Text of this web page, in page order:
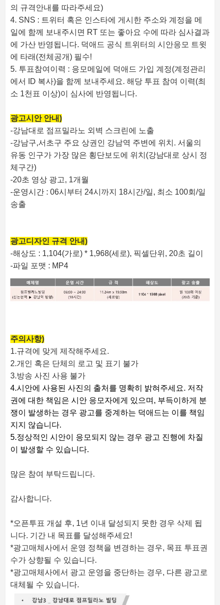
의 규격안내를 따라주세요)
4. SNS : 트위터 혹은 인스타에 게시한 주소와 계정을 메
일에 함께 보내주시면 RT 또는 좋아요 수에 따라 심사결과
에 가산 반영됩니다. 덕애드 공식 트위터의 시안응모 트윗
에 타래(전체공개) 필수!
5. 투표참여이력 : 응모메일에 덕애드 가입 계정(계정관리
에서 ID 복사)을 함께 보내주세요. 해당 투표 참여 이력(최
소 1천표 이상)이 심사에 반영됩니다.
광고시안 안내)
-강남대로 점프밀라노 외벽 스크린에 노출
-강남구,서초구 주요 상권인 강남역 주변에 위치. 서울의
유동 인구가 가장 많은 횡단보도에 위치(강남대로 상시 정
체구간)
-20초 영상 광고, 1개월
-운영시간 : 06시부터 24시까지 18시간/일, 최소 100회/일
송출
광고디자인 규격 안내)
-해상도 : 1,104(가로) * 1,968(세로), 픽셀단위, 20초 길이
-파일 포맷 : MP4
주의사항)
1.규격에 맞게 제작해주세요.
2.개인 혹은 단체의 로고 및 표기 불가
3.방송 사진 사용 불가
4.시안에 사용된 사진의 출처를 명확히 밝혀주세요. 저작
권에 대한 책임은 시안 응모자에게 있으며, 부득이하게 분
쟁이 발생하는 경우 광고를 중계하는 덕애드는 이를 책임
지지 않습니다.
5.정상적인 시안이 응모되지 않는 경우 광고 진행에 차질
이 발생할 수 있습니다.
많은 참여 부탁드립니다.
감사합니다.
*오픈투표 개설 후, 1년 이내 달성되지 못한 경우 삭제 됩
니다. 기간 내 목표를 달성해주세요!
*광고매체사에서 운영 정책을 변경하는 경우, 목표 투표권
수가 상향될 수 있습니다.
*광고매체사에서 광고 운영을 중단하는 경우, 다른 광고로
대체될 수 있습니다.